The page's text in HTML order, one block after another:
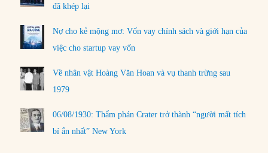
đã khép lại
Nợ cho kẻ mộng mơ: Vốn vay chính sách và giới hạn của
việc cho startup vay vốn
Về nhân vật Hoàng Văn Hoan và vụ thanh trừng sau
1979
06/08/1930: Thẩm phán Crater trở thành “người mất tích
bí ẩn nhất” New York